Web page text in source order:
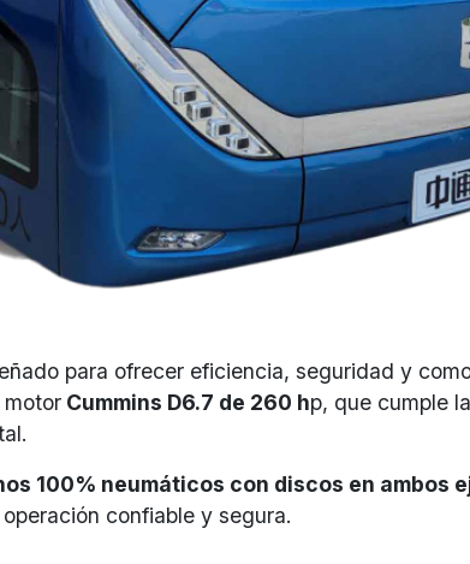
para ofrecer eficiencia, seguridad y
Cummins D6.7 de 260 hp, que cumple
100% neumáticos con discos en ambos
confiable y segura.​